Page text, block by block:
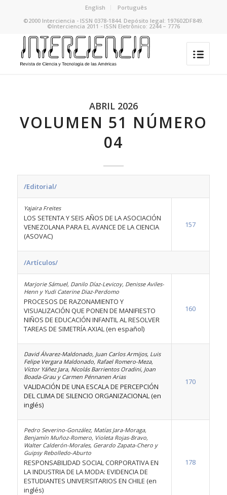
English
Português
©2000 Interciencia - ISSN 0378-1844. Depósito legal: 197602DF849.
©Interciencia 2011 - ISSN Eletrônico: 2244 – 7776
ABRIL 2026
VOLUMEN 51 NÚMERO
04
/Editorial/
Yajaira Freites
LOS SETENTA Y SEIS AÑOS DE LA ASOCIACIÓN
VENEZOLANA PARA EL AVANCE DE LA CIENCIA
(ASOVAC)
157
/Artículos/
Marjorie Sámuel, Danilo Díaz-Levicoy, Denisse Aviles-
Henn y Yudi Caterine Diaz-Perdomo
PROCESOS DE RAZONAMIENTO Y
VISUALIZACIÓN QUE PONEN DE MANIFIESTO
NIÑOS DE EDUCACIÓN INFANTIL AL RESOLVER
TAREAS DE SIMETRÍA AXIAL (en español)
160
David Álvarez-Maldonado, Juan Carlos Armijos, Luis
Felipe Vergara Maldonado, Rafael Romero-Meza,
Víctor Yáñez Jara, Nicolás Barrientos Oradini, Joan
Boada-Grau y Carmen Pénnanen Arias
VALIDACIÓN DE UNA ESCALA DE PERCEPCIÓN
DEL CLIMA DE SILENCIO ORGANIZACIONAL (en
inglés)
170
Pedro Severino-González, Matías Jara-Moraga,
Benjamín Muñoz-Romero, Violeta Rojas-Bravo,
Walter Calderón-Morales, Gerardo Zapata-Chero y
Guipsy Rebolledo-Aburto
RESPONSABILIDAD SOCIAL CORPORATIVA EN
LA INDUSTRIA DE LA MODA: EVIDENCIA DE
ESTUDIANTES UNIVERSITARIOS EN CHILE (en
inglés)
178